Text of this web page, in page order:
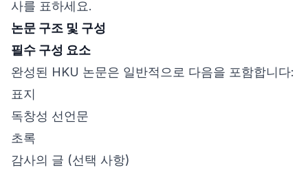
사를 표하세요.
논문 구조 및 구성
필수 구성 요소
완성된 HKU 논문은 일반적으로 다음을 포함합니다:
표지
독창성 선언문
초록
감사의 글 (선택 사항)